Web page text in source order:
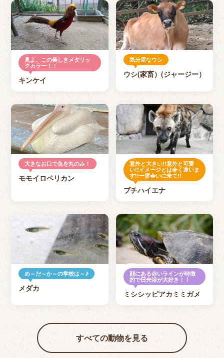
見よ、この美しきメタリッ
クカラー！！
キンケイ
気分屋なウシ
ウシ(家畜）(ジャージー）
大きなお口で魚を丸のみ！
モモイロペリカン
意外と大きい!!意外と可愛
い!!イメージとは全く違いま
す!!一度会いに来て!!
ブチハイエナ
め～だ～か～の学校は～♪
メダカ
顔にある赤いラインが特徴
的で日光浴が大好き！！
ミシシッピアカミミガメ
すべての動物を見る